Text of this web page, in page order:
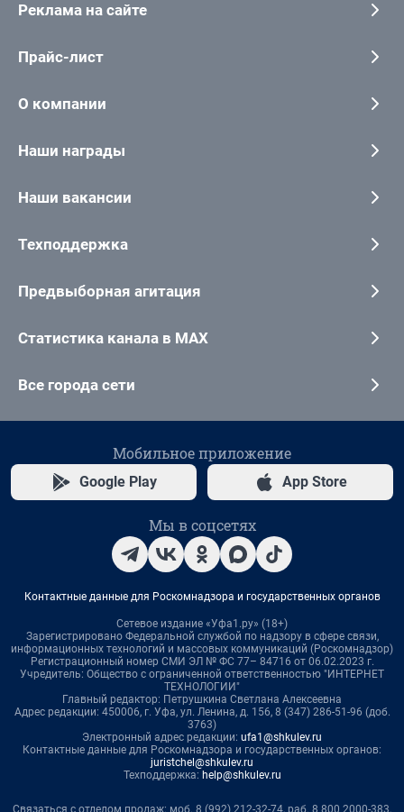
Реклама на сайте
Прайс-лист
О компании
Наши награды
Наши вакансии
Техподдержка
Предвыборная агитация
Статистика канала в MAX
Все города сети
Мобильное приложение
Google Play App Store
Мы в соцсетях
Контактные данные для Роскомнадзора и государственных органов
Сетевое издание «Уфа1.ру» (18+)
Зарегистрировано Федеральной службой по надзору в сфере связи,
информационных технологий и массовых коммуникаций (Роскомнадзор)
Регистрационный номер СМИ ЭЛ № ФС 77– 84716 от 06.02.2023 г.
Учредитель: Общество с ограниченной ответственностью "ИНТЕРНЕТ
ТЕХНОЛОГИИ"
Главный редактор: Петрушкина Светлана Алексеевна
Адрес редакции: 450006, г. Уфа, ул. Ленина, д. 156, 8 (347) 286-51-96 (доб.
3763)
Электронный адрес редакции: ufa1@shkulev.ru
Контактные данные для Роскомнадзора и государственных органов:
juristchel@shkulev.ru
Техподдержка: help@shkulev.ru